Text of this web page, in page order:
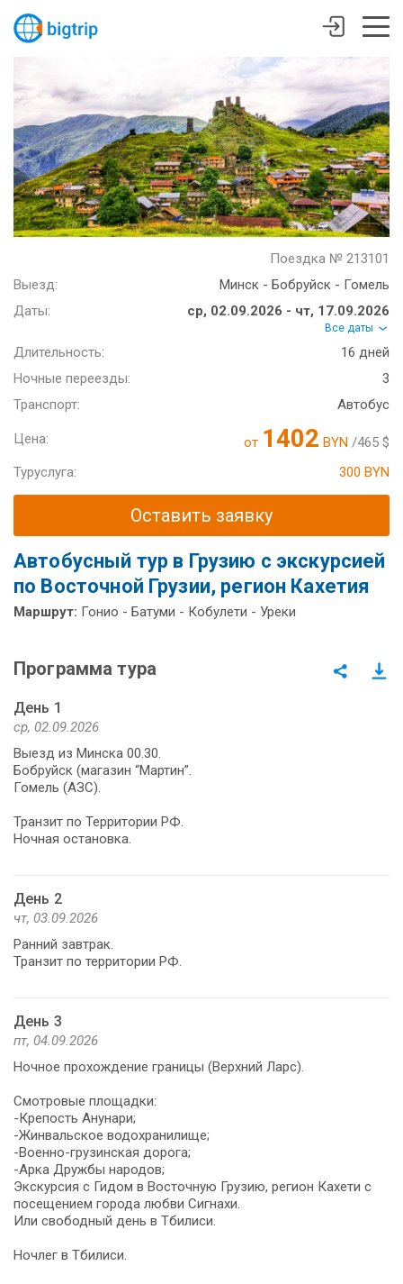
Поездка № 213101
Выезд:
Минск - Бобруйск - Гомель
Даты:
ср, 02.09.2026 - чт, 17.09.2026
Все даты
Длительность:
16 дней
Ночные переезды:
3
Транспорт:
Автобус
Цена: от 1402 BYN /465 $
Туруслуга:
300 BYN
Оставить заявку
Автобусный тур в Грузию с экскурсией
по Восточной Грузии, регион Кахетия
Маршрут: Гонио - Батуми - Кобулети - Уреки
Программа тура
День 1
ср, 02.09.2026
Выезд из Минска 00.30.
Бобруйск (магазин “Мартин”.
Гомель (АЗС).
Транзит по Территории РФ.
День 2
чт, 03.09.2026
Ранний завтрак.
Транзит по территории РФ.
День 3
пт, 04.09.2026
Ночное прохождение границы (Верхний Ларс).
Смотровые площадки:
-Крепость Анунари;
-Жинвальское водохранилище;
-Военно-грузинская дорога;
-Арка Дружбы народов;
Экскурсия с Гидом в Восточную Грузию, регион Кахети с
посещением города любви Сигнахи.
Или свободный день в Тбилиси.
Ночлег в Тбилиси.